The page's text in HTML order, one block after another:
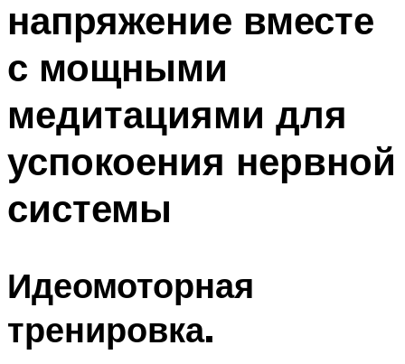
ПЛАВАНЬЕ ДЛЯ ДЕТЕЙ
БАССЕЙН ДЛЯ ДОМА
МЕНЮ
напряжение вместе
с мощными
медитациями для
успокоения нервной
системы
Идеомоторная
тренировка.